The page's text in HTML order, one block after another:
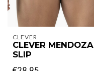
CLEVER
CLEVER MENDOZA
SLIP